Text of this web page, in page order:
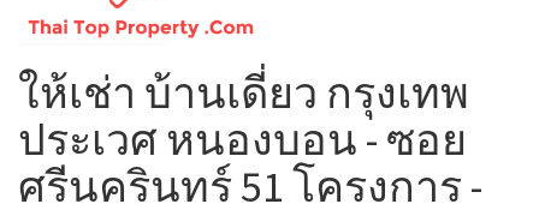
ให้เช่า บ้านเดี่ยว กรุงเทพ
ประเวศ หนองบอน - ซอย
ศรีนครินทร์ 51 โครงการ -